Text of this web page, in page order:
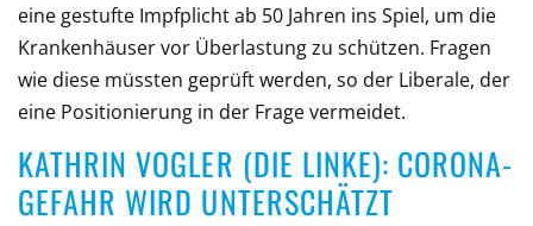
eine gestufte Impfplicht ab 50 Jahren ins Spiel, um die
Krankenhäuser vor Überlastung zu schützen. Fragen
wie diese müssten geprüft werden, so der Liberale, der
eine Positionierung in der Frage vermeidet.
KATHRIN VOGLER (DIE LINKE): CORONA-
GEFAHR WIRD UNTERSCHÄTZT